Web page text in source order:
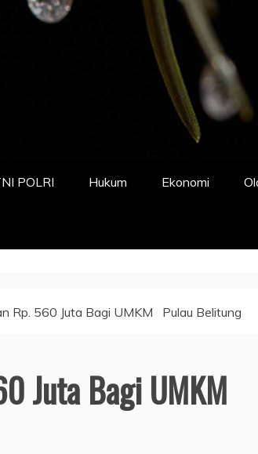
POLRI Hukum Ekonomi
Rp. 560 Juta Bagi UMKM Pulau Belitung
Juta Bagi UMKM